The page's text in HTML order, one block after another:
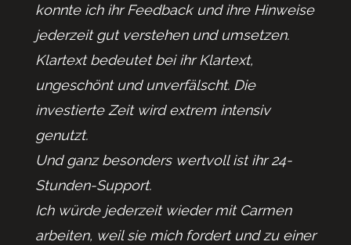
konnte ich ihr Feedback und ihre Hinweise
jederzeit gut verstehen und umsetzen.
Klartext bedeutet bei ihr Klartext,
ungeschönt und unverfälscht. Die
investierte Zeit wird extrem intensiv
genutzt.
Und ganz besonders wertvoll ist ihr 24-
Stunden-Support.
Ich würde jederzeit wieder mit Carmen
arbeiten, weil sie mich fordert und zu einer